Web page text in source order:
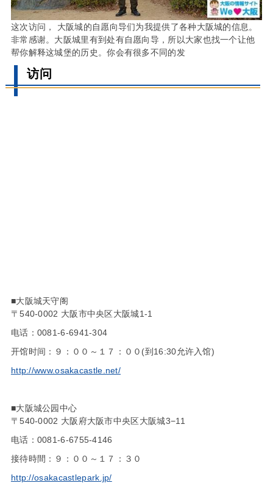
这次访问， 大阪城的自愿向导们为我提供了各种大阪城的信息。
非常感谢。大阪城里有到处有自愿向导，所以大家也找一个让他
帮你解释这城堡的历史。你会有很多不同的发
访问
■大阪城天守阁
〒540-0002 大阪市中央区大阪城1-1
电话：0081-6-6941-304
开馆时间：９：００～１７：００(到16:30允许入馆)
http://www.osakacastle.net/
■大阪城公园中心
〒540-0002 大阪府大阪市中央区大阪城3−11
电话：0081-6-6755-4146
接待時間：９：００～１７：３０
http://osakacastlepark.jp/